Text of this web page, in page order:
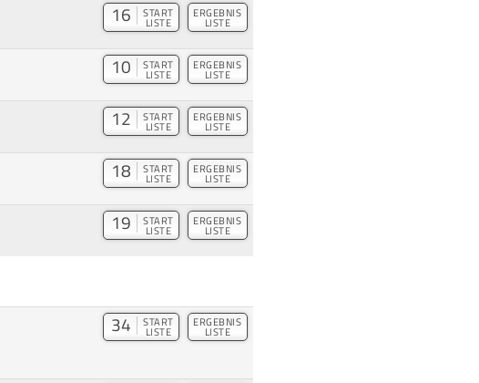
16 START
LISTE
ERGEBNIS
LISTE
10 START
LISTE
ERGEBNIS
LISTE
12 START
LISTE
ERGEBNIS
LISTE
18 START
LISTE
ERGEBNIS
LISTE
19 START
LISTE
ERGEBNIS
LISTE
34 START
LISTE
ERGEBNIS
LISTE